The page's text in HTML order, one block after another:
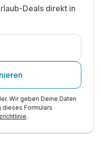
Bademantel
Deals direkt in
Wir geben Deine Daten
dieses Formulars
.